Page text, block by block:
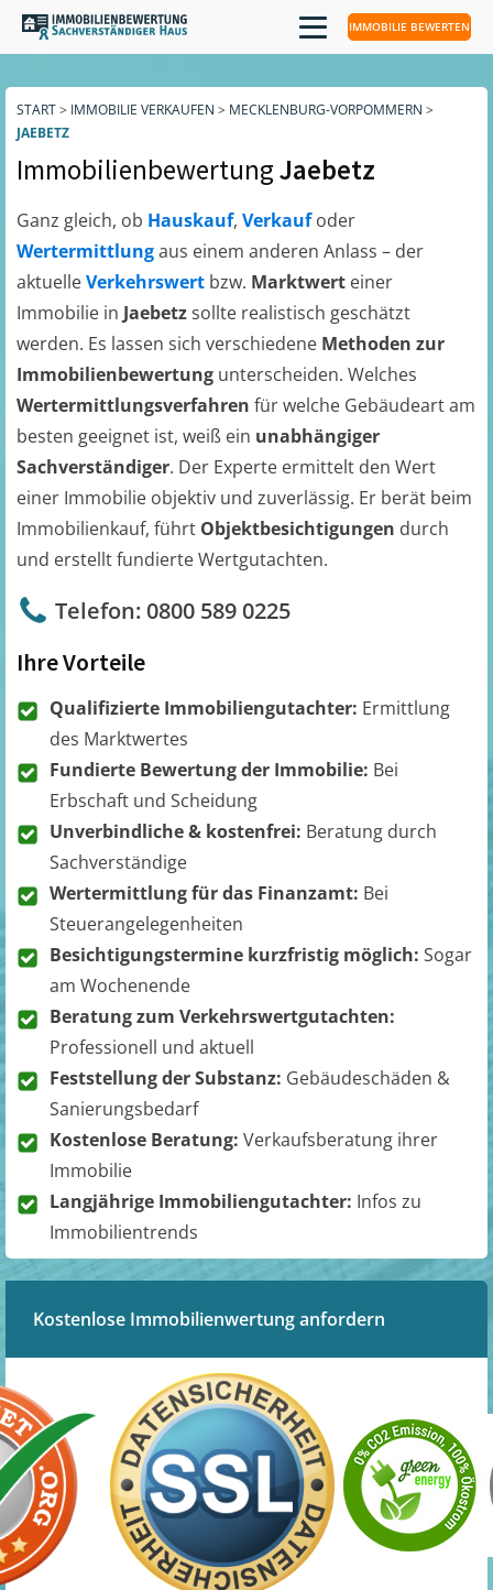
IMMOBILIE BEWERTEN
START> IMMOBILIE VERKAUFEN > MECKLENBURG-VORPOMMERN >
JAEBETZ
ImmobilienbewertungJaebetz
Ganz gleich, ob Hauskauf, Verkaufoder
Wertermittlungaus einem anderen Anlass – der
aktuelleVerkehrswert bzw. Marktwert einer
Immobilie in Jaebetzsollte realistisch geschätzt
werden. Es lassen sich verschiedene Methoden zur
Immobilienbewertung unterscheiden. Welches
Wertermittlungsverfahren für welche Gebäudeart am
besten geeignet ist, weiß ein unabhängiger
Sachverständiger. Der Experte ermittelt den Wert
einer Immobilie objektiv und zuverlässig. Er berät beim
Immobilienkauf, führt Objektbesichtigungen durch
und erstellt fundierte Wertgutachten.
Telefon: 0800 589 0225
Ihre Vorteile
Qualifizierte Immobiliengutachter: Ermittlung
des Marktwertes
Fundierte Bewertung der Immobilie: Bei
Erbschaft und Scheidung
Unverbindliche & kostenfrei: Beratung durch
Sachverständige
Wertermittlung für das Finanzamt: Bei
Steuerangelegenheiten
Besichtigungstermine kurzfristig möglich: Sogar
am Wochenende
Beratung zum Verkehrswertgutachten:
Professionell und aktuell
Feststellung der Substanz: Gebäudeschäden &
Sanierungsbedarf
Kostenlose Beratung: Verkaufsberatung ihrer
Immobilie
Langjährige Immobiliengutachter: Infos zu
Immobilientrends
Kostenlose Immobilienwertung anfordern